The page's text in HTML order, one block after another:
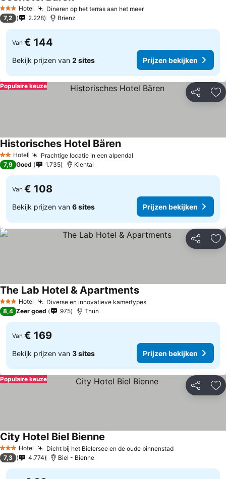
3 SterrenHotel Dineren op het terras aan het meer
7,2 2.228 Brienz
Van € 144
Bekijk prijzen van 2 sites Prijzen bekijken
Delen
Populaire keuze
2 Sterren
Hotel Prachtige locatie in een alpendal
Historisches Hotel Bären
7,9 Goed 1.735 Kiental
Van € 108
Bekijk prijzen van 6 sites Prijzen bekijken
Delen
3 SterrenHotel Diverse en innovatieve kamertypes
The Lab Hotel & Apartments
8,4 Zeer goed 975 Thun
Van € 169
Bekijk prijzen van 3 sites Prijzen bekijken
Delen
Populaire keuze
3 SterrenHotel Dicht bij het Bielersee en de oude binnenstad
City Hotel Biel Bienne
7,3 4.774 Biel - Bienne